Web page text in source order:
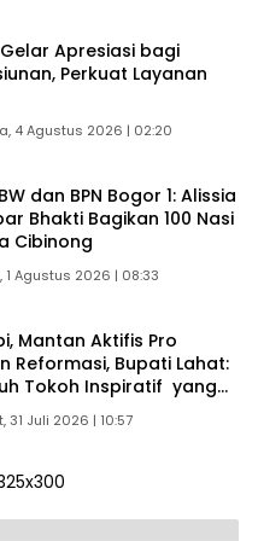
Gelar Apresiasi bagi
Perkuat Layanan
4 Agustus 2026 | 02:20
dan BPN Bogor 1: Alissia
Bhakti Bagikan 100 Nasi
Cibinong
1 Agustus 2026 | 08:33
Mantan Aktifis Pro
Reformasi, Bupati Lahat:
Tokoh Inspiratif yang
Demokrasi,
nilai Kemanusiaan
31 Juli 2026 | 10:57